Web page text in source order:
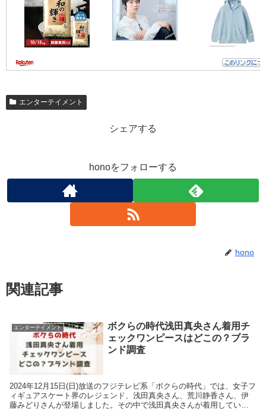
エンターテイメント
シェアする
honoをフォローする
hono
関連記事
エンターテイメント
ボクらの時代浅田真央さん着用チ
ェックワンピースはどこの？ブラ
ンド調査
2024年12月15日(日)放送のフジテレビ系「ボクらの時代」では、女子フ
ィギュアスケート界のレジェンド、浅田真央さん、荒川静香さん、伊
藤みどりさんが登場しました。その中で浅田真央さんが着用していた